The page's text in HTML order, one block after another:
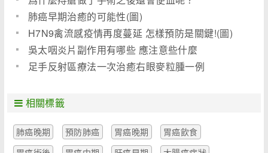
肺癌早期治癒的可能性(圖)
H7N9禽流感疫情再度蔓延 怎樣預防是關鍵!(圖)
吳太咽炎片副作用有哪些 應注意些什麼
足手反射區療法一次治癒右眼麥粒腫一例
相關標籤
肺癌晚期 預防肺癌 胃癌晚期
胃癌飲食